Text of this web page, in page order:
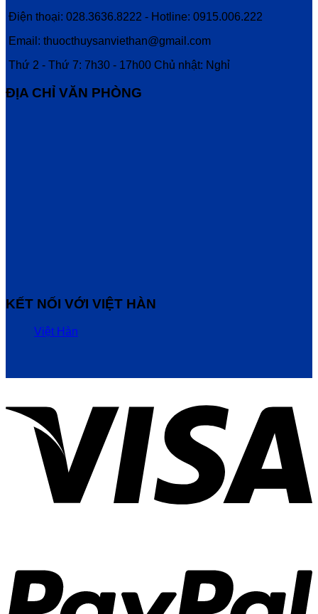
Điện thoại: 028.3636.8222 - Hotline: 0915.006.222
Email: thuocthuysanviethan@gmail.com
Thứ 2 - Thứ 7: 7h30 - 17h00 Chủ nhật: Nghỉ
ĐỊA CHỈ VĂN PHÒNG
KẾT NỐI VỚI VIỆT HÀN
Việt Hàn